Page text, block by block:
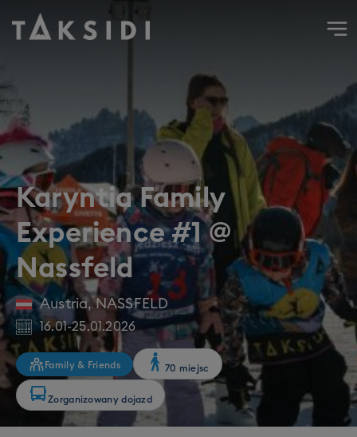
Karyntia Family
Experience #1 @
Nassfeld
Austria, NASSFELD
16.01-25.01.2026
Family & Friends 70 miejsc
Zorganizowany dojazd